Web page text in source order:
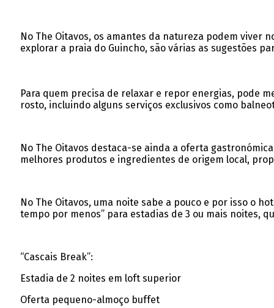
No The Oitavos, os amantes da natureza podem viver
explorar a praia do Guincho, são várias as sugestões
Para quem precisa de relaxar e repor energias, pode
rosto, incluindo alguns serviços exclusivos como
No The Oitavos destaca-se ainda a oferta
melhores produtos e ingredientes de origem local,
No The Oitavos, uma noite sabe a pouco e por isso o
tempo por menos” para estadias de 3 ou mais noites,
“Cascais Break”:
Estadia de 2 noites em loft superior
Oferta pequeno-almoço buffet